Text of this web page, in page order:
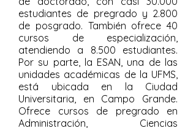
estudiantes de pregrado y 2.800
de posgrado. También ofrece 40
cursos de especialización,
atendiendo a 8.500 estudiantes.
Por su parte, la ESAN, una de las
unidades académicas de la UFMS,
está ubicada en la Ciudad
Universitaria, en Campo Grande.
Ofrece cursos de pregrado en
Administración, Ciencias